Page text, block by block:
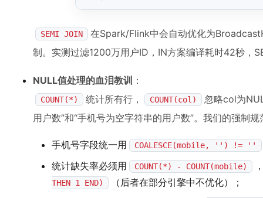
SEMI JOIN
在Spark/Flink中会自动优化为
制。实测过滤1200万用户ID，IN方案编译耗时42秒，
NULL值处理的血泪教训 ：
COUNT(*) 统计所有行， COUNT(col)
忽略col为
用户数”和“手机号为空字符串的用户数”。我们的强制规
手机号字段统一用 COALESCE(mobile, '') != ''
统计缺失率必须用 COUNT(*) - COUNT(mobile)
THEN 1 END)
（后者在部分引擎中不优化）；